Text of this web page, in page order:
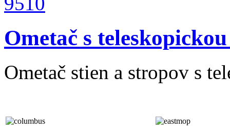
Ometač s
Ometač stien a stropov s